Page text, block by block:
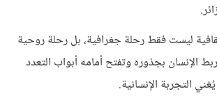
ليست فقط رحلة جغرافية، بل رحلة روحية
الإنسان بجذوره وتفتح أمامه أبواب التعدد
التجربة الإنسانية.